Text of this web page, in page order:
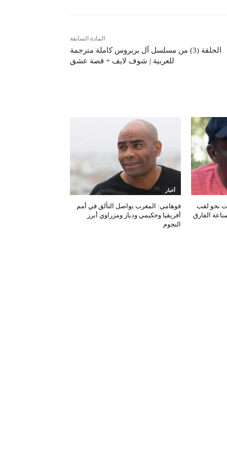
المادة السابقة
الحلقة (3) من مسلسل آل بربروس كاملة مترجمة
للعربية | شوف لايف + قصة عشق
أخبار
فوهامي: المغرب يواصل التألق في أمم
أفريقيا وحكيمي ودياز ومزراوي أبرز
النجوم
نحو لقب
الفارق